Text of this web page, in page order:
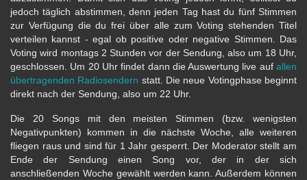
jedoch täglich abstimmen, denn jeden Tag hast du fünf Stimmen
zur Verfügung die du frei über alle zum Voting stehenden Titel
verteilen kannst - egal ob positive oder negative Stimmen. Das
Voting wird montags 2 Stunden vor der Sendung, also um 18 Uhr,
geschlossen. Um 20 Uhr findet dann die Auswertung live auf allen
übertragenden Radiosendern statt. Die neue Votingphase beginnt
direkt nach der Sendung, also um 22 Uhr.
Die 20 Songs mit den meisten Stimmen (bzw. wenigsten
Negativpunkten) kommen in die nächste Woche, alle weiteren
fliegen raus und sind für 1 Jahr gesperrt. Der Moderator stellt am
Ende der Sendung einen Song vor, der in der sich
anschließenden Woche gewählt werden kann. Außerdem können